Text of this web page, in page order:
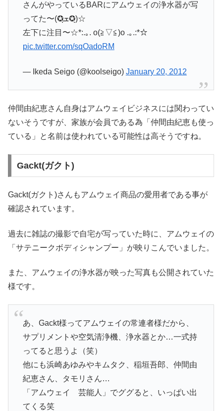
さんがやっているBARにアムウェイの浄水器が写
ってた〜(✪ฺܫ✪ฺ)☆
左下に注目〜☆*:.｡. o(≧▽≦)o .｡.:*☆
pic.twitter.com/sqOadoRM
— Ikeda Seigo (@koolseigo) January 20, 2012
仲間由紀恵さん自身はアムウェイビジネスには関わってい
ないそうですが、家族が会員である為「仲間由紀恵も使っ
ている」と名前は使われている可能性は高そうですね。
Gackt(ガクト)
Gackt(ガクト)さんもアムウェイ商品の愛用者である事が
確認されています。
過去に雑誌の撮影で自宅が写っていた時に、アムウェイの
「サテニークボディシャンプー」が映りこんでいました。
また、アムウェイの浄水器が映った写真も公開されていた
様です。
あ、Gackt様ってアムウェイの常連者様だから、
サプリメントや空気清浄機、浄水器とか…一式持
ってると思うよ（笑）
他にも浜崎あゆみやキムタク、稲垣吾郎、仲間由
紀恵さん、タモリさん…
「アムウェイ 芸能人」でググると、いっぱい出
てくる笑